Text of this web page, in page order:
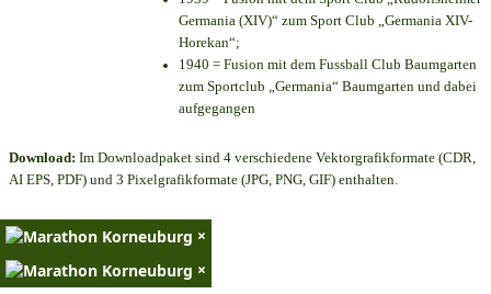
Germania (XIV)“ zum Sport Club „Germania XIV-
Horekan“;
1940 = Fusion mit dem Fussball Club Baumgarten
zum Sportclub „Germania“ Baumgarten und dabei
aufgegangen
Download: Im Downloadpaket sind 4 verschiedene Vektorgrafikformate (CDR,
AI EPS, PDF) und 3 Pixelgrafikformate (JPG, PNG, GIF) enthalten.
×
×